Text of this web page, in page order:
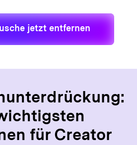
jetzt entfernen
für Creator